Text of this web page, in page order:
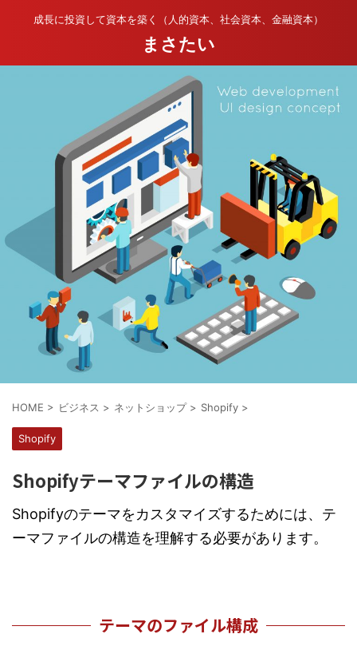
成長に投資して資本を築く（人的資本、社会資本、金融資本）
まさたい
HOME > ビジネス > ネットショップ > Shopify >
Shopify
Shopifyテーマファイルの構造
Shopifyのテーマをカスタマイズするためには、テ
ーマファイルの構造を理解する必要があります。
テーマのファイル構成